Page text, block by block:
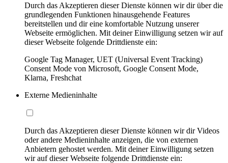
Durch das Akzeptieren dieser Dienste können wir dir über die
grundlegenden Funktionen hinausgehende Features
bereitstellen und dir eine komfortable Nutzung unserer
Webseite ermöglichen. Mit deiner Einwilligung setzen wir auf
dieser Webseite folgende Drittdienste ein:
Google Tag Manager, UET (Universal Event Tracking)
Consent Mode von Microsoft, Google Consent Mode,
Klarna, Freshchat
Externe Medieninhalte
Durch das Akzeptieren dieser Dienste können wir dir Videos
oder andere Medieninhalte anzeigen, die von externen
Anbietern gehostet werden. Mit deiner Einwilligung setzen
wir auf dieser Webseite folgende Drittdienste ein: